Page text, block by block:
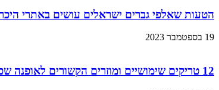
הטעות שאלפי גברים ישראלים עושים באתרי
19 בספטמבר 2023
12 טריקים שימושיים ומוזרים הקשורים לאופנה שכל אחת חייבת להכיר